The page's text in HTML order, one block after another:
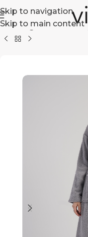
Skip to navigation
Skip to main content
Strona główna Dla niej